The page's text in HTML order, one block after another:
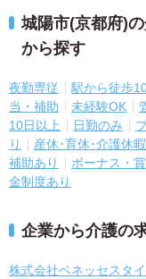
城陽市(京都府)
から探す
夜勤専従 駅から徒歩
当・補助
未経験OK
10日以上
日勤のみ
り
産休･育休･介護休
補助あり
ボーナス・
金制度あり
企業から介護の
株式会社ベネッセスタ